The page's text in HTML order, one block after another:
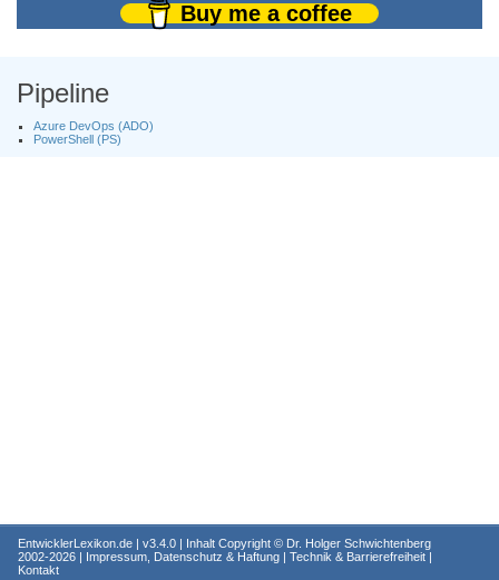
Buy me a coffee
Pipeline
Azure DevOps (ADO)
PowerShell (PS)
EntwicklerLexikon.de | v3.4.0 | Inhalt Copyright © Dr. Holger Schwichtenberg
2002-2026 | Impressum, Datenschutz & Haftung | Technik & Barrierefreiheit |
Kontakt